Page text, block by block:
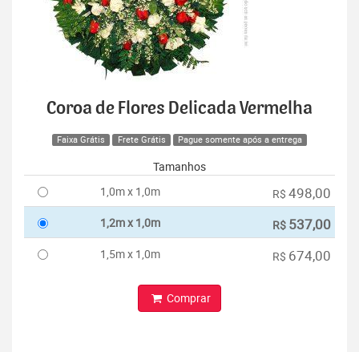
Coroa de Flores Delicada Vermelha
Faixa Grátis Frete Grátis Pague somente após a entrega
Tamanhos
1,0m x 1,0m
R$ 498,00
1,2m x 1,0m R$ 537,00
1,5m x 1,0m R$ 674,00
Comprar